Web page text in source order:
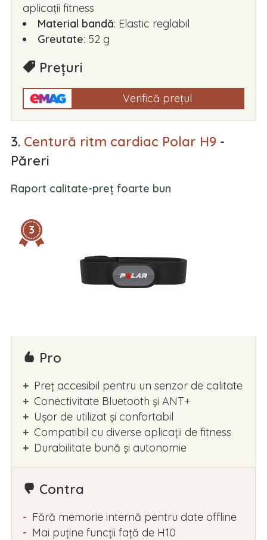
aplicații fitness
Material bandă: Elastic reglabil
Greutate: 52 g
Prețuri
Verifică prețul
3. Centură ritm cardiac Polar H9 -
Păreri
Raport calitate-preț foarte bun
3
Pro
Preț accesibil pentru un senzor de calitate
Conectivitate Bluetooth și ANT+
Ușor de utilizat și confortabil
Compatibil cu diverse aplicații de fitness
Durabilitate bună și autonomie
Contra
Fără memorie internă pentru date offline
Mai puține funcții față de H10